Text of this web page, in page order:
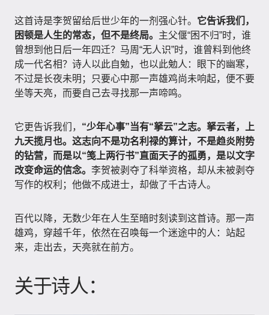
这首诗是李贺留给后世少年的一剂强心针。 它告诉我们，
困顿是人生的常态，但不是终局。 主父偃“困不归”时，谁
曾想到他日后一年四迁？马周“无人识”时，谁曾料到他终
成一代名相？诗人以此自勉，也以此勉人：眼下的幽寒，
不过是长夜未明；只要心中那一声雄鸡尚未响起，便不要
坐等天亮，而要自己去寻找那一声啼鸣。
它更告诉我们， “少年心事”当有“拏云”之志。拏云者，上
九天揽月也。这志向不是功名利禄的算计，不是趋炎附势
的钻营，而是以“笺上两行书”直面天子的孤勇，是以文字
改变命运的信念。 李贺被剥夺了科举资格，却从未被剥夺
写作的权利；他做不成进士，却做了千古诗人。
百代以降，无数少年在人生至暗时刻读到这首诗。那一声
雄鸡，穿越千年，依然在召唤每一个迷途中的人：站起
来，走出去，天亮就在前方。
关于诗人：